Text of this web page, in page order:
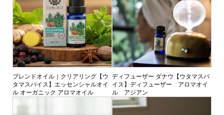
ブレンドオイル｜クリアリング【ウ
タマスパイス】エッセンシャルオイ
ル オーガニック アロマオイル
ディフューザー ダナウ【ウタマスパ
イス】ディフューザー アロマオイ
ル アジアン